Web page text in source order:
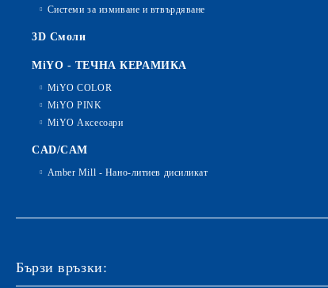
Системи за измиване и втвърдяване
3D Смоли
MiYO - ТЕЧНА КЕРАМИКА
MiYO COLOR
MiYO PINK
MiYO Аксесоари
CAD/CAM
Amber Mill - Нано-литиев дисиликат
Бързи връзки: